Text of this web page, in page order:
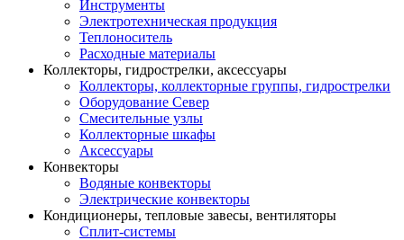
Инструменты
Электротехническая продукция
Теплоноситель
Расходные материалы
Коллекторы, гидрострелки, аксессуары
Коллекторы, коллекторные группы, гидрострелки
Оборудование Север
Смесительные узлы
Коллекторные шкафы
Аксессуары
Конвекторы
Водяные конвекторы
Электрические конвекторы
Кондиционеры, тепловые завесы, вентиляторы
Сплит-системы